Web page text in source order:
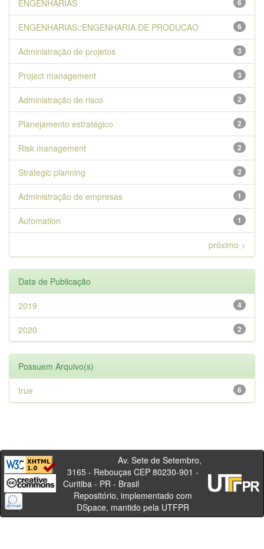
6
ENGENHARIAS
6
ENGENHARIAS::ENGENHARIA DE PRODUCAO
3
Administração de projetos
3
Project management
2
Administração de risco
2
Planejamento estratégico
2
Risk management
2
Strategic planning
1
Administração de empresas
1
Automation
próximo >
Data de Publicação
4
2019
2
2020
Possuem Arquivo(s)
6
true
Av. Sete de Setembro,
3165 - Rebouças CEP 80230-901 -
Curitiba - PR - Brasil
Repositório, implementado com
DSpace, mantido pela UTFPR